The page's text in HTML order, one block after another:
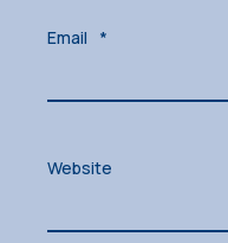
Email *
Website